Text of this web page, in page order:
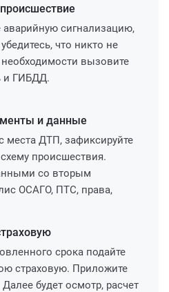
происшествие
аварийную сигнализацию,
что никто не
вызовите
и ГИБДД.
и данные
места ДТП, зафиксируйте
происшествия.
со вторым
ОСАГО, ПТС, права,
срока подайте
страховую. Приложите
будет осмотр, расчет